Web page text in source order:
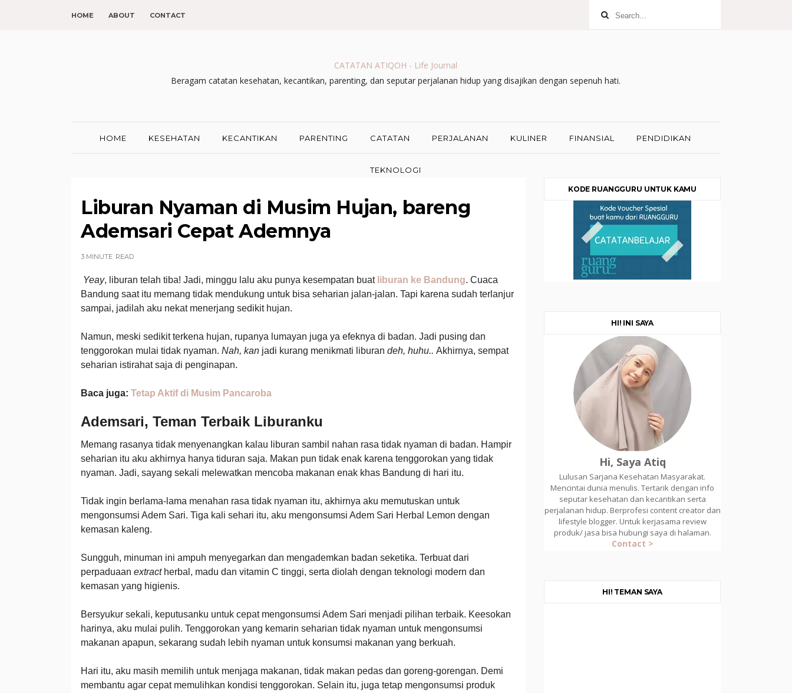
HOME ABOUT CONTACT
CATATAN ATIQOH - Life Journal
Beragam catatan kesehatan, kecantikan, parenting, dan seputar perjalanan hidup yang disajikan dengan sepenuh hati.
HOME KESEHATAN KECANTIKAN PARENTING CATATAN PERJALANAN KULINER FINANSIAL PENDIDIKAN
TEKNOLOGI
Liburan Nyaman di Musim Hujan, bareng
Ademsari Cepat Ademnya
3 MINUTE READ
Yeay, liburan telah tiba! Jadi, minggu lalu aku punya kesempatan buat liburan ke Bandung. Cuaca
Bandung saat itu memang tidak mendukung untuk bisa seharian jalan-jalan. Tapi karena sudah terlanjur
sampai, jadilah aku nekat menerjang sedikit hujan.
Namun, meski sedikit terkena hujan, rupanya lumayan juga ya efeknya di badan. Jadi pusing dan
tenggorokan mulai tidak nyaman. Nah, kan jadi kurang menikmati liburan deh, huhu.. Akhirnya, sempat
seharian istirahat saja di penginapan.
Baca juga: Tetap Aktif di Musim Pancaroba
Ademsari, Teman Terbaik Liburanku
Memang rasanya tidak menyenangkan kalau liburan sambil nahan rasa tidak nyaman di badan. Hampir
seharian itu aku akhirnya hanya tiduran saja. Makan pun tidak enak karena tenggorokan yang tidak
nyaman. Jadi, sayang sekali melewatkan mencoba makanan enak khas Bandung di hari itu.
Tidak ingin berlama-lama menahan rasa tidak nyaman itu, akhirnya aku memutuskan untuk
mengonsumsi Adem Sari. Tiga kali sehari itu, aku mengonsumsi Adem Sari Herbal Lemon dengan
kemasan kaleng.
Sungguh, minuman ini ampuh menyegarkan dan mengademkan badan seketika. Terbuat dari
perpaduaan extract herbal, madu dan vitamin C tinggi, serta diolah dengan teknologi modern dan
kemasan yang higienis.
Bersyukur sekali, keputusanku untuk cepat mengonsumsi Adem Sari menjadi pilihan terbaik. Keesokan
harinya, aku mulai pulih. Tenggorokan yang kemarin seharian tidak nyaman untuk mengonsumsi
makanan apapun, sekarang sudah lebih nyaman untuk konsumsi makanan yang berkuah.
Hari itu, aku masih memilih untuk menjaga makanan, tidak makan pedas dan goreng-gorengan. Demi
membantu agar cepat memulihkan kondisi tenggorokan. Selain itu, juga tetap mengonsumsi produk
KODE RUANGGURU UNTUK KAMU
HI! INI SAYA
Hi, Saya Atiq
Lulusan Sarjana Kesehatan Masyarakat.
Mencintai dunia menulis. Tertarik dengan info
seputar kesehatan dan kecantikan serta
perjalanan hidup. Berprofesi content creator dan
lifestyle blogger. Untuk kerjasama review
produk/ jasa bisa hubungi saya di halaman.
Contact >
HI! TEMAN SAYA